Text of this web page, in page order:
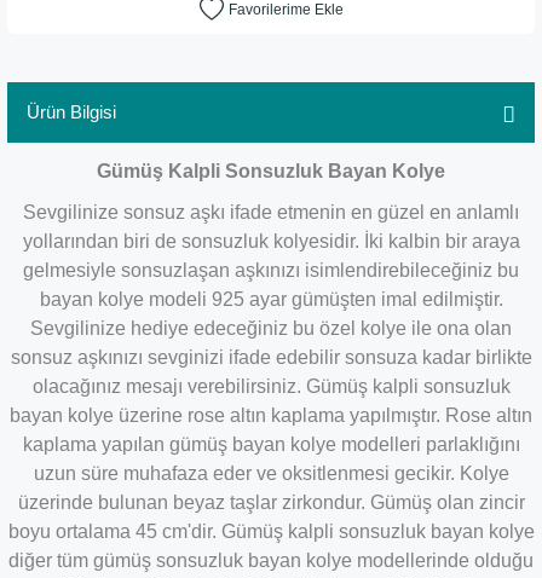
Ürün Bilgisi
Gümüş Kalpli Sonsuzluk Bayan Kolye
Sevgilinize sonsuz aşkı ifade etmenin en güzel en anlamlı
yollarından biri de sonsuzluk kolyesidir. İki kalbin bir araya
gelmesiyle sonsuzlaşan aşkınızı isimlendirebileceğiniz bu
bayan kolye modeli 925 ayar gümüşten imal edilmiştir.
Sevgilinize hediye edeceğiniz bu özel kolye ile ona olan
sonsuz aşkınızı sevginizi ifade edebilir sonsuza kadar birlikte
olacağınız mesajı verebilirsiniz. Gümüş kalpli sonsuzluk
bayan kolye üzerine rose altın kaplama yapılmıştır. Rose altın
kaplama yapılan gümüş bayan kolye modelleri parlaklığını
uzun süre muhafaza eder ve oksitlenmesi gecikir. Kolye
üzerinde bulunan beyaz taşlar zirkondur. Gümüş olan zincir
boyu ortalama 45 cm'dir. Gümüş kalpli sonsuzluk bayan kolye
diğer tüm gümüş sonsuzluk bayan kolye modellerinde olduğu